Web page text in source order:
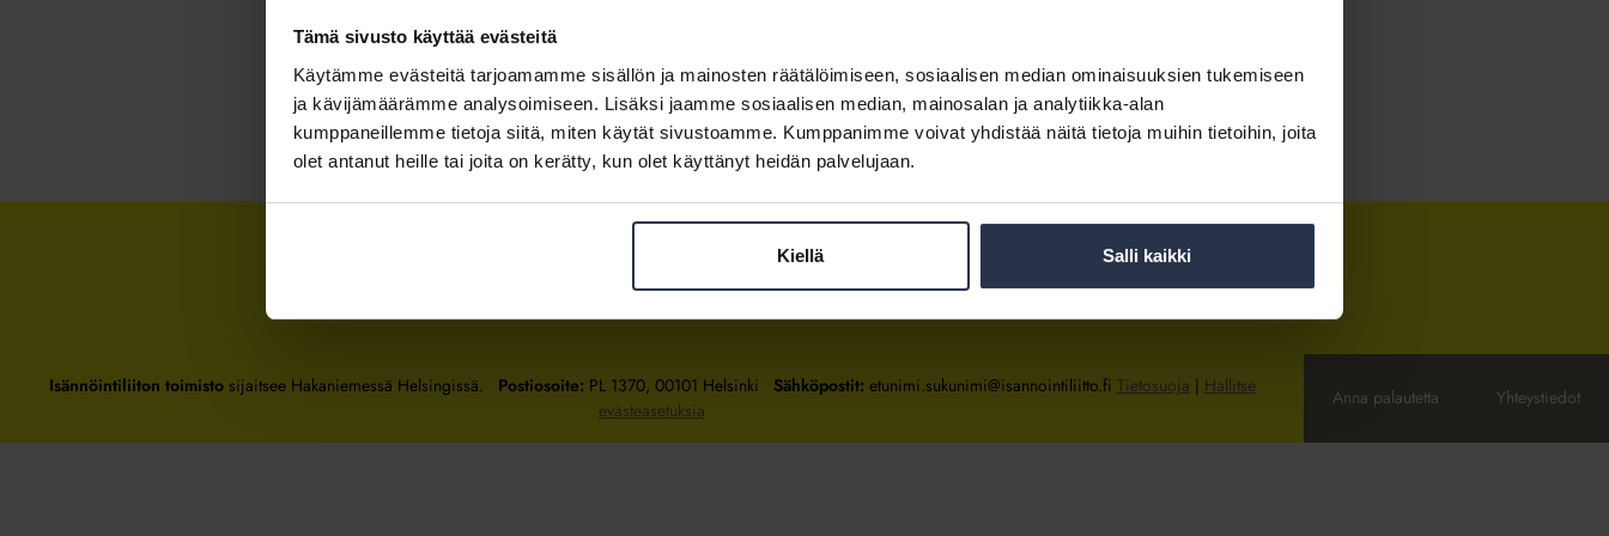
Tämä sivusto käyttää evästeitä
Käytämme evästeitä tarjoamamme sisällön ja mainosten räätälöimiseen, sosiaalisen median ominaisuuksien tukemiseen
ja kävijämäärämme analysoimiseen. Lisäksi jaamme sosiaalisen median, mainosalan ja analytiikka-alan
kumppaneillemme tietoja siitä, miten käytät sivustoamme. Kumppanimme voivat yhdistää näitä tietoja muihin tietoihin, joita
olet antanut heille tai joita on kerätty, kun olet käyttänyt heidän palvelujaan.
Kiellä Salli kaikki
Kirjaudu sisään
Tietoa jäsenyydestä
Isännöintiliiton toimistosijaitsee Hakaniemessä Helsingissä. Postiosoite: PL 1370, 00101 Helsinki Sähköpostit: etunimi.sukunimi@isannointiliitto.fi Tietosuoja | Hallitse
evästeasetuksia
Anna palautetta Yhteystiedot